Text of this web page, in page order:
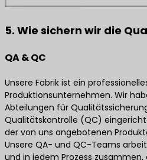
5. Wie sichern wir die
QA & QC
Unsere Fabrik ist ein
Produktionsunternehmen. Wir
Abteilungen für
Qualitätskontrolle (QC)
der von uns angebotenen
Unsere QA- und QC-Teams
und in jedem Prozess